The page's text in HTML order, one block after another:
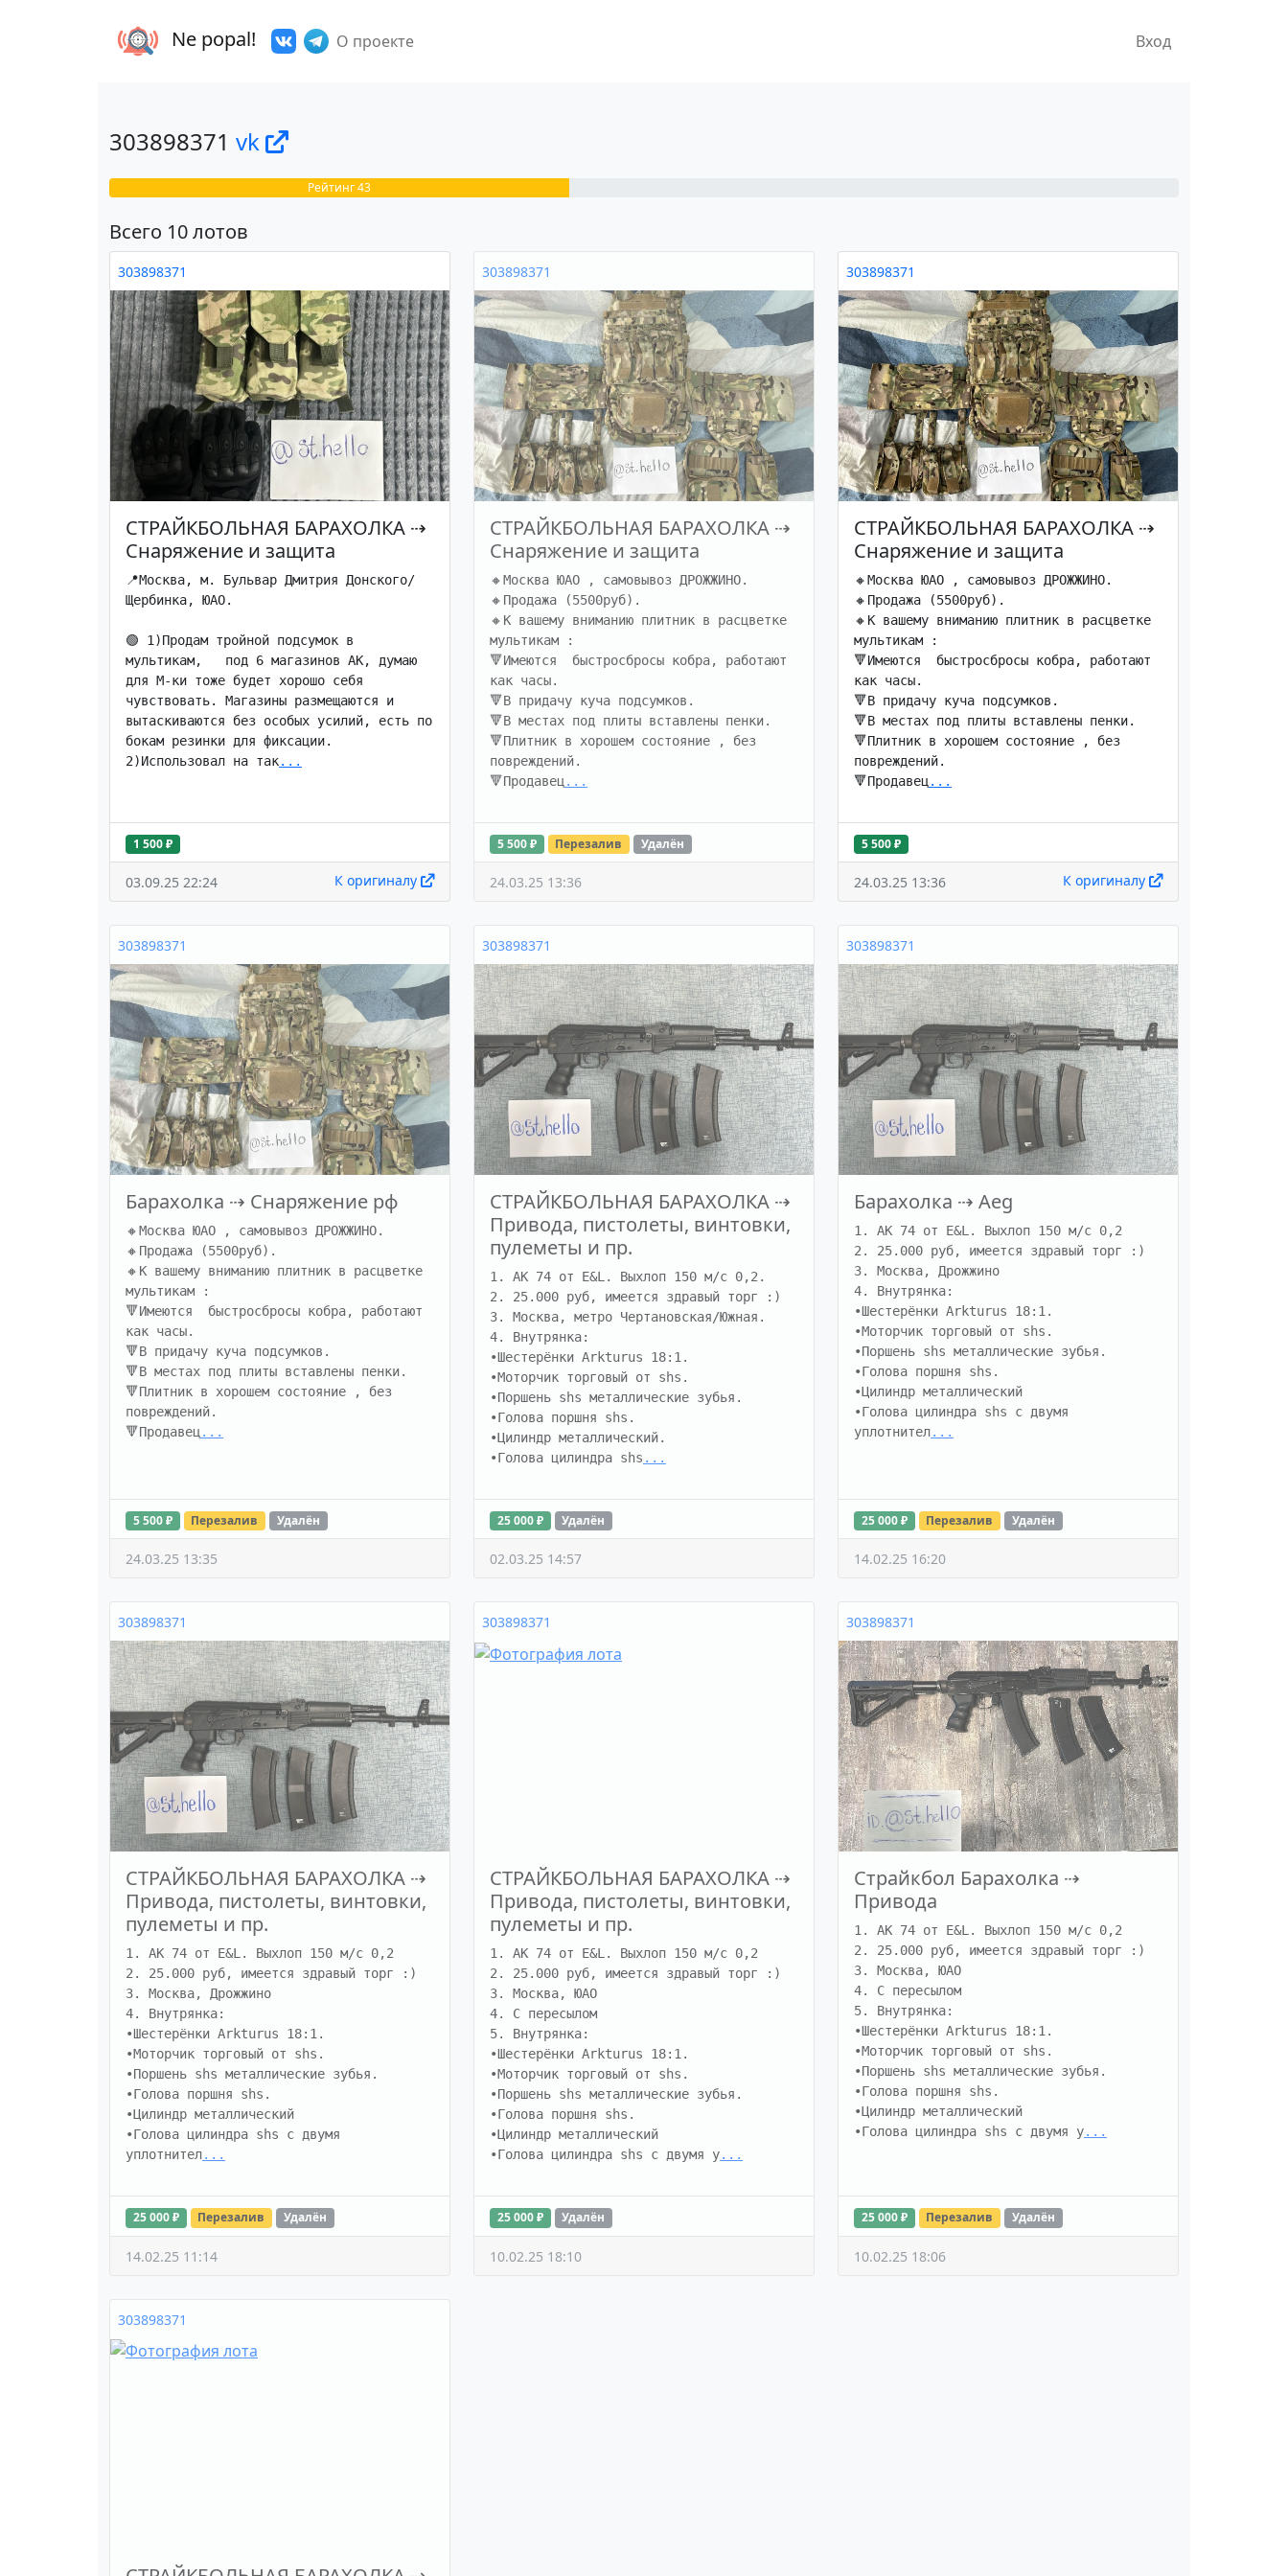
Ne popal! О проекте Вход
303898371 vk
Рейтинг 43
Всего 10 лотов
303898371
СТРАЙКБОЛЬНАЯ БАРАХОЛКА ⇢
Снаряжение и защита
📍Москва, м. Бульвар Дмитрия Донского/
Щербинка, ЮАО.
🟢 1)Продам тройной подсумок в
мультикам,   под 6 магазинов АК, думаю
для М-ки тоже будет хорошо себя
чувствовать. Магазины размещаются и
вытаскиваются без особых усилий, есть по
бокам резинки для фиксации.
2)Использовал на так...
1 500 ₽
03.09.25 22:24 К оригиналу
303898371
СТРАЙКБОЛЬНАЯ БАРАХОЛКА ⇢
Снаряжение и защита
🔸Москва ЮАО , самовывоз ДРОЖЖИНО.
🔸Продажа (5500руб).
🔸К вашему вниманию плитник в расцветке
мультикам :
🔻Имеются  быстросбросы кобра, работают
как часы.
🔻В придачу куча подсумков.
🔻В местах под плиты вставлены пенки.
🔻Плитник в хорошем состояние , без
повреждений.
🔻Продавец ...
5 500 ₽ Перезалив Удалён
24.03.25 13:36
303898371
СТРАЙКБОЛЬНАЯ БАРАХОЛКА ⇢
Снаряжение и защита
🔸Москва ЮАО , самовывоз ДРОЖЖИНО.
🔸Продажа (5500руб).
🔸К вашему вниманию плитник в расцветке
мультикам :
🔻Имеются  быстросбросы кобра, работают
как часы.
🔻В придачу куча подсумков.
🔻В местах под плиты вставлены пенки.
🔻Плитник в хорошем состояние , без
повреждений.
🔻Продавец ...
5 500 ₽
24.03.25 13:36 К оригиналу
303898371
Барахолка ⇢ Снаряжение рф
🔸Москва ЮАО , самовывоз ДРОЖЖИНО.
🔸Продажа (5500руб).
🔸К вашему вниманию плитник в расцветке
мультикам :
🔻Имеются  быстросбросы кобра, работают
как часы.
🔻В придачу куча подсумков.
🔻В местах под плиты вставлены пенки.
🔻Плитник в хорошем состояние , без
повреждений.
🔻Продавец ...
5 500 ₽ Перезалив Удалён
24.03.25 13:35
303898371
СТРАЙКБОЛЬНАЯ БАРАХОЛКА ⇢
Привода, пистолеты, винтовки,
пулеметы и пр.
1. АК 74 от E&L. Выхлоп 150 м/с 0,2.
2. 25.000 руб, имеется здравый торг :)
3. Москва, метро Чертановская/Южная.
4. Внутрянка:
•Шестерёнки Arkturus 18:1.
•Моторчик торговый от shs.
•Поршень shs металлические зубья.
•Голова поршня shs.
•Цилиндр металлический.
•Голова цилиндра shs ...
25 000 ₽ Удалён
02.03.25 14:57
303898371
Барахолка ⇢ Aeg
1. АК 74 от E&L. Выхлоп 150 м/с 0,2
2. 25.000 руб, имеется здравый торг :)
3. Москва, Дрожжино
4. Внутрянка:
•Шестерёнки Arkturus 18:1.
•Моторчик торговый от shs.
•Поршень shs металлические зубья.
•Голова поршня shs.
•Цилиндр металлический
•Голова цилиндра shs с двумя
уплотнител...
25 000 ₽ Перезалив Удалён
14.02.25 16:20
303898371
СТРАЙКБОЛЬНАЯ БАРАХОЛКА ⇢
Привода, пистолеты, винтовки,
пулеметы и пр.
1. АК 74 от E&L. Выхлоп 150 м/с 0,2
2. 25.000 руб, имеется здравый торг :)
3. Москва, Дрожжино
4. Внутрянка:
•Шестерёнки Arkturus 18:1.
•Моторчик торговый от shs.
•Поршень shs металлические зубья.
•Голова поршня shs.
•Цилиндр металлический
•Голова цилиндра shs с двумя
уплотнител...
25 000 ₽ Перезалив Удалён
14.02.25 11:14
303898371
СТРАЙКБОЛЬНАЯ БАРАХОЛКА ⇢
Привода, пистолеты, винтовки,
пулеметы и пр.
1. АК 74 от E&L. Выхлоп 150 м/с 0,2
2. 25.000 руб, имеется здравый торг :)
3. Москва, ЮАО
4. С пересылом
5. Внутрянка:
•Шестерёнки Arkturus 18:1.
•Моторчик торговый от shs.
•Поршень shs металлические зубья.
•Голова поршня shs.
•Цилиндр металлический
•Голова цилиндра shs с двумя у...
25 000 ₽ Удалён
10.02.25 18:10
303898371
Страйкбол Барахолка ⇢
Привода
1. АК 74 от E&L. Выхлоп 150 м/с 0,2
2. 25.000 руб, имеется здравый торг :)
3. Москва, ЮАО
4. С пересылом
5. Внутрянка:
•Шестерёнки Arkturus 18:1.
•Моторчик торговый от shs.
•Поршень shs металлические зубья.
•Голова поршня shs.
•Цилиндр металлический
•Голова цилиндра shs с двумя у...
25 000 ₽ Перезалив Удалён
10.02.25 18:06
303898371